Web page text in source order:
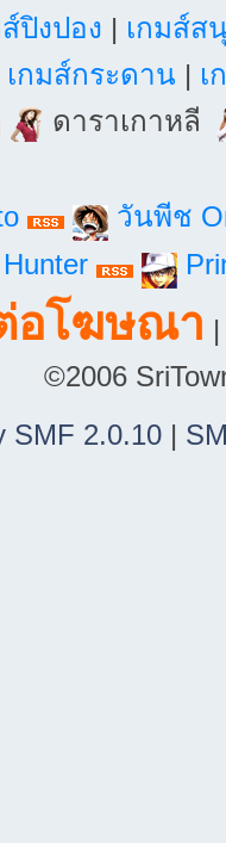
ปิงปอง | เกมส์ส
เกมส์กระดาน | เ
ดาราเกาหลี
วันพีช
อโฆษณา
©2006
SMF 2.0.10|